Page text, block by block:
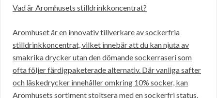
Vad är Aromhusets stilldrinkkoncentrat?
Aromhuset är en innovativ tillverkare av sockerfria
stilldrinkkoncentrat, vilket innebär att du kan njuta av
smakrika drycker utan den dömande sockerraseri som
ofta följer färdigpaketerade alternativ. Där vanliga safter
och läskedrycker innehåller omkring 10% socker, kan
Aromhusets sortiment stoltsera med en sockerfri status,